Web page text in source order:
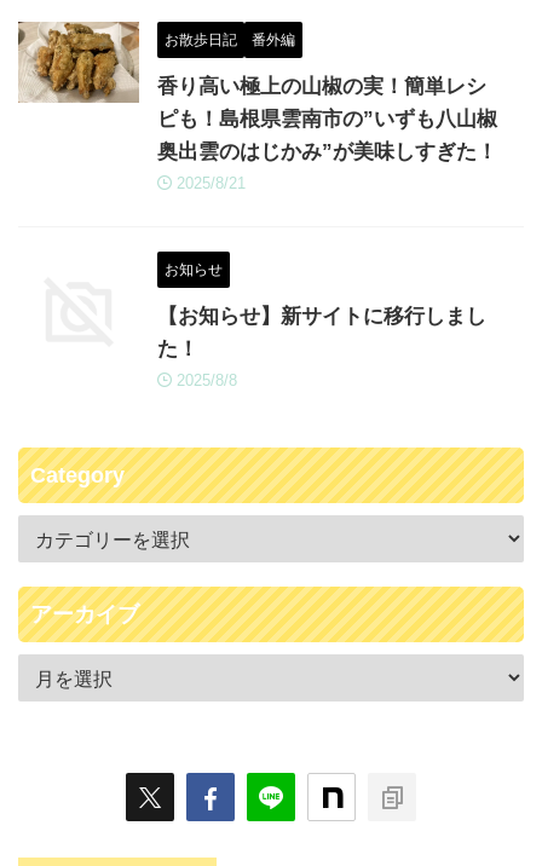
お散歩日記 番外編
香り高い極上の山椒の実！簡単レシ
ピも！島根県雲南市の”いずも八山椒
奥出雲のはじかみ”が美味しすぎた！
2025/8/21
お知らせ
【お知らせ】新サイトに移行しまし
た！
2025/8/8
Category
アーカイブ